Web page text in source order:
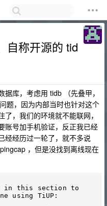
自称开源的 tid
库，考虑用 tidb （先叠甲，
题，因为内部当时也针对这个
，我们的环境就不能联网，
账号加手机验证，反正我已经
经经历过一轮了，就不多说
，但是没找到离线现在
in this section to
using TiUP: